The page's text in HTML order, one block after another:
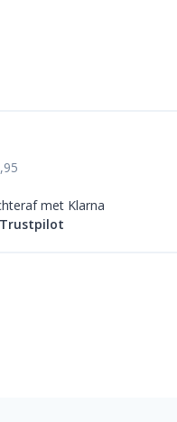
met Klarna
Trustpilot